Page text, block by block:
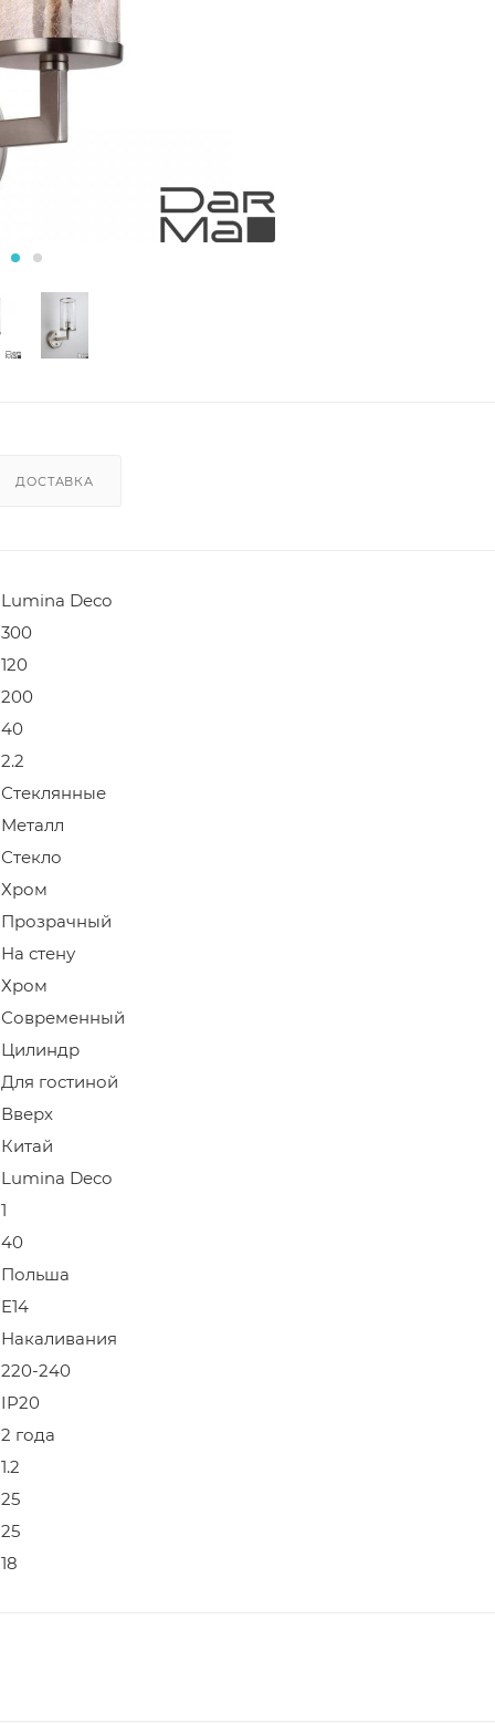
ДОСТАВКА
Lumina Deco
300
120
200
40
2.2
Стеклянные
Металл
Стекло
Хром
Прозрачный
На стену
Хром
Современный
Цилиндр
Для гостиной
Вверх
Китай
Lumina Deco
1
40
Польша
E14
Накаливания
220-240
IP20
2 года
1.2
25
25
18